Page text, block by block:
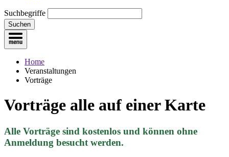
Suchbegriffe
Suchen
Home
Veranstaltungen
Vorträge
Vorträge alle auf einer Karte
Alle Vorträge sind kostenlos und können ohne
Anmeldung besucht werden.